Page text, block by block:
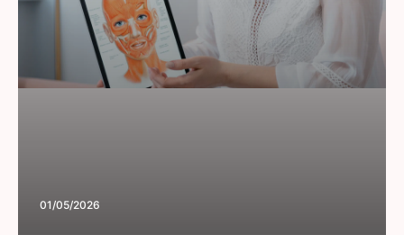
01/05/2026